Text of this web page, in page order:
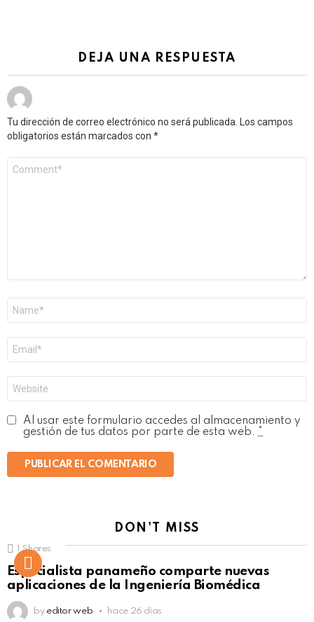
DEJA UNA RESPUESTA
Tu dirección de correo electrónico no será publicada.
Los campos
obligatorios están marcados con *
electrónico
*
Al usar este formulario accedes al almacenamiento y
gestión de tus datos por parte de esta web.
DON'T MISS
Click to view this post
1 Shares
Especialista panameño comparte nuevas
aplicaciones de la Ingeniería Biomédica
by editor web hace 26 días